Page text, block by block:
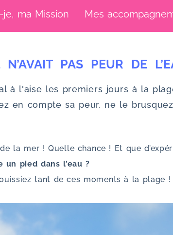
je, ma Mission Mes
N’AVAIT PAS PEUR DE
à l'aise les premiers jours à la
en compte sa peur, ne le
la mer ! Quelle chance ! Et que
un pied dans l’eau ?
tant de ces moments à la plage